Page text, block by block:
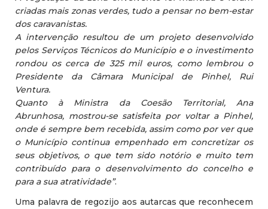
criadas mais zonas verdes, tudo a pensar no bem-estar
dos caravanistas.
A intervenção resultou de um projeto desenvolvido
pelos Serviços Técnicos do Município e o investimento
rondou os cerca de 325 mil euros, como lembrou o
Presidente da Câmara Municipal de Pinhel, Rui
Ventura.
Quanto à Ministra da Coesão Territorial, Ana
Abrunhosa, mostrou-se satisfeita por voltar a Pinhel,
onde é sempre bem recebida, assim como por ver que
o Município continua empenhado em concretizar os
seus objetivos, o que tem sido notório e muito tem
contribuído para o desenvolvimento do concelho e
para a sua atratividade”.
Uma palavra de regozijo aos autarcas que reconhecem